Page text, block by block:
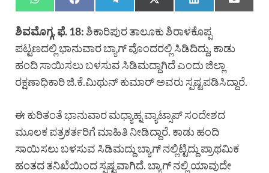
ಶಿವಮೊಗ್ಗ, ಫೆ. 18:ಶಿಕಾರಿಪುರ ತಾಲೂಕು ಶಿರಾಳಕೊಪ್ಪ
ಪಟ್ಟಣದಲ್ಲಿ ಭಾನುವಾರ ಬ್ಯಾಗ್ ವೊಂದರಲ್ಲಿ ಸಿಡಿದಿದ್ದು, ಕಾಡು
ಹಂದಿ ಸಾಯಿಸಲು ಬಳಸುವ ಸಿಡಿಮದ್ದಾಗಿದೆ ಎಂದು ಜಿಲ್ಲಾ
ರಕ್ಷಣಾಧಿಕಾರಿ ಜಿ.ಕೆ.ಮಿಥುನ್ ಕುಮಾರ್ ಅವರು ಸ್ಪಷ್ಟಪಡಿಸಿದ್ದಾರೆ.
ಈ ಕುರಿತಂತೆ ಭಾನುವಾರ ಮಧ್ಯಾಹ್ನ ವ್ಯಾಟ್ಸಾಪ್ ಸಂದೇಶದ
ಮೂಲಕ ಪತ್ರಕರ್ತರಿಗೆ ಮಾಹಿತಿ ನೀಡಿದ್ದಾರೆ. ಕಾಡು ಹಂದಿ
ಸಾಯಿಸಲು ಬಳಸುವ ಸಿಡಿಮದ್ದು ಬ್ಯಾಗ್ ನಲ್ಲಿಟ್ಟಿದ್ದು ಪ್ರಾಥಮಿಕ
ಹಂತದ ತನಿಖೆಯಿಂದ ಸ್ಪಷ್ಟವಾಗಿದೆ. ಬ್ಯಾಗ್ ನಲ್ಲಿ ಯಾವುದೇ